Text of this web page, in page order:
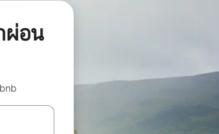
ผ่อน
สำรวจผลการค้นหา